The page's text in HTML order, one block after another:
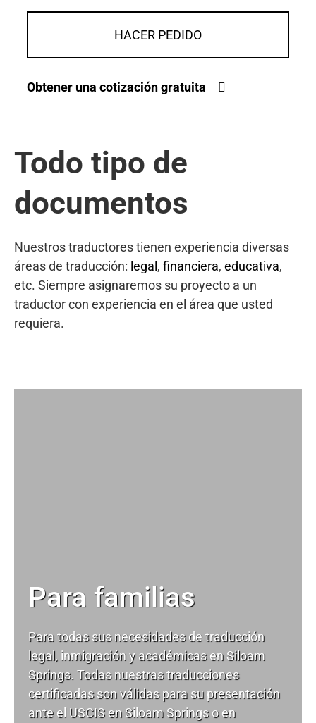
HACER PEDIDO
Obtener una cotización gratuita
Todo tipo de
documentos
Nuestros traductores tienen experiencia diversas
áreas de traducción: legal , financiera, educativa,
etc. Siempre asignaremos su proyecto a un
traductor con experiencia en el área que usted
requiera.
Para familias
Para todas sus necesidades detraducción
legal, inmigración y académicas en Siloam
Springs. Todas nuestras traducciones
certificadas son válidas para su presentación
ante el USCIS en Siloam Springs o en